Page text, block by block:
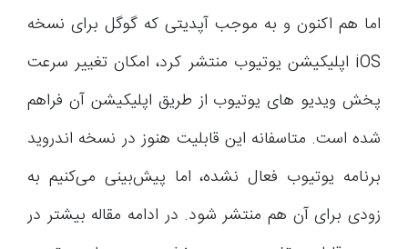
اما هم اکنون و به موجب آپدیتی که گوگل برای نسخه
iOS اپلیکیشن یوتیوب منتشر کرد، امکان تغییر سرعت
پخش ویدیو های یوتیوب از طریق اپلیکیشن آن فراهم
شده است. متاسفانه این قابلیت هنوز در نسخه اندروید
برنامه یوتیوب فعال نشده، اما پیش‌بینی می‌کنیم به
زودی برای آن هم منتشر شود. در ادامه مقاله بیشتر در